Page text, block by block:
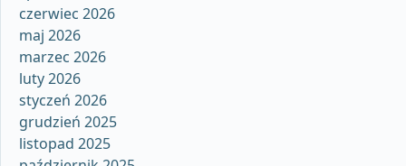
czerwiec 2026
maj 2026
marzec 2026
luty 2026
styczeń 2026
grudzień 2025
listopad 2025